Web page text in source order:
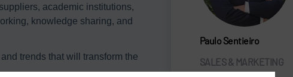
academic institutions,
knowledge sharing, and
trends that will transform the
Paulo Sentieiro
SALES & MARKETING